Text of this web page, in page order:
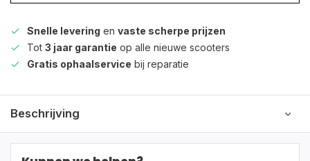
Snelle levering en vaste scherpe prijzen
Tot 3 jaar garantie op alle nieuwe scooters
Gratis ophaalservice bij reparatie
Beschrijving